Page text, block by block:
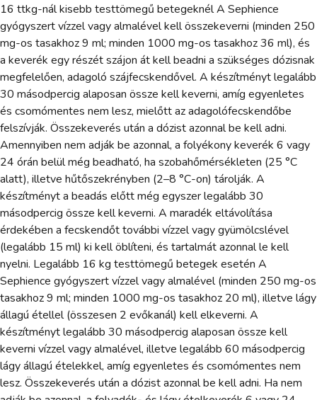
16 ttkg-nál kisebb testtömegű betegeknél A Sephience
gyógyszert vízzel vagy almalével kell összekeverni (minden 250
mg-os tasakhoz 9 ml; minden 1000 mg-os tasakhoz 36 ml), és
a keverék egy részét szájon át kell beadni a szükséges dózisnak
megfelelően, adagoló szájfecskendővel. A készítményt legalább
30 másodpercig alaposan össze kell keverni, amíg egyenletes
és csomómentes nem lesz, mielőtt az adagolófecskendőbe
felszívják. Összekeverés után a dózist azonnal be kell adni.
Amennyiben nem adják be azonnal, a folyékony keverék 6 vagy
24 órán belül még beadható, ha szobahőmérsékleten (25 °C
alatt), illetve hűtőszekrényben (2–8 °C-on) tárolják. A
készítményt a beadás előtt még egyszer legalább 30
másodpercig össze kell keverni. A maradék eltávolítása
érdekében a fecskendőt további vízzel vagy gyümölcslével
(legalább 15 ml) ki kell öblíteni, és tartalmát azonnal le kell
nyelni. Legalább 16 kg testtömegű betegek esetén A
Sephience gyógyszert vízzel vagy almalével (minden 250 mg-os
tasakhoz 9 ml; minden 1000 mg-os tasakhoz 20 ml), illetve lágy
állagú étellel (összesen 2 evőkanál) kell elkeverni. A
készítményt legalább 30 másodpercig alaposan össze kell
keverni vízzel vagy almalével, illetve legalább 60 másodpercig
lágy állagú ételekkel, amíg egyenletes és csomómentes nem
lesz. Összekeverés után a dózist azonnal be kell adni. Ha nem